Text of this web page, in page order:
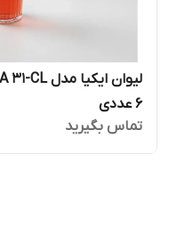
6 عددی
تماس بگیرید